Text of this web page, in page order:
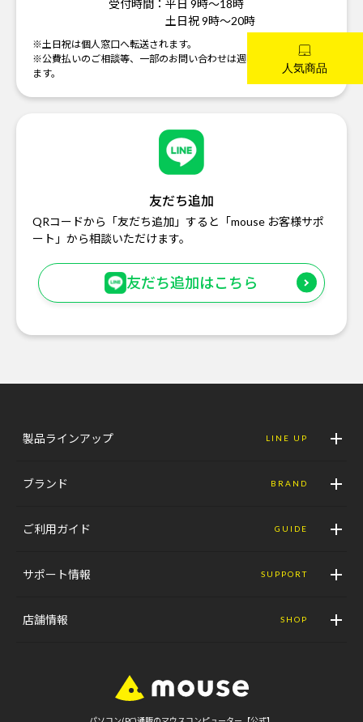
受付時間： 平日 9時～18時
土日祝 9時～20時
※土日祝は個人窓口へ転送されます。
※公費払いのご相談等、一部のお問い合わせは週明けの対応になり
ます。
友だち追加
QRコードから「友だち追加」すると「mouse お客様サポ
ート」から相談いただけます。
友だち追加はこちら
製品ラインアップ LINE UP
ブランド BRAND
ご利用ガイド GUIDE
サポート情報 SUPPORT
店舗情報 SHOP